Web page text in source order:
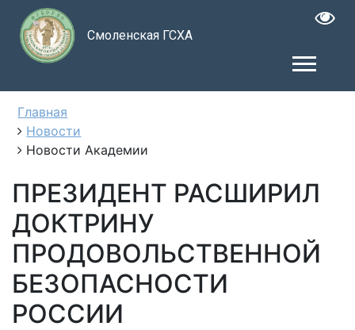
Смоленская ГСХА
Главная
Новости
Новости Академии
ПРЕЗИДЕНТ РАСШИРИЛ
ДОКТРИНУ
ПРОДОВОЛЬСТВЕННОЙ
БЕЗОПАСНОСТИ
РОССИИ